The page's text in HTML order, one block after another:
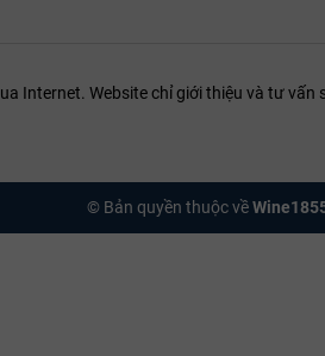
Internet. Website chỉ giới thiệu và tư
© Bản quyền thuộc về